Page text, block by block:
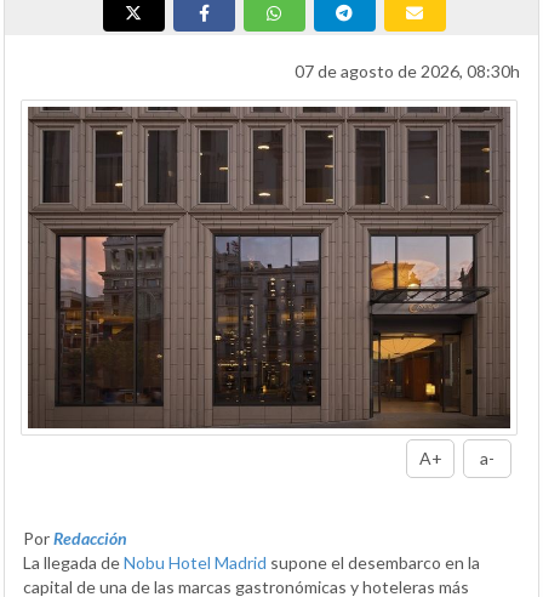
07 de agosto de 2026, 08:30h
A+ a-
PorRedacción
La llegada deNobu Hotel Madrid supone el desembarco en la
capital de una de las marcas gastronómicas y hoteleras más